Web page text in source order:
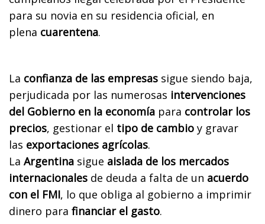
para su novia en su residencia oficial, en
plena cuarentena.
La confianza de las empresas sigue siendo baja,
perjudicada por las numerosas intervenciones
del Gobierno en la economía para controlar los
precios, gestionar el tipo de cambio y gravar
las exportaciones agrícolas.
La Argentina sigue aislada de los mercados
internacionales de deuda a falta de un acuerdo
con el FMI, lo que obliga al gobierno a imprimir
dinero para financiar el gasto.